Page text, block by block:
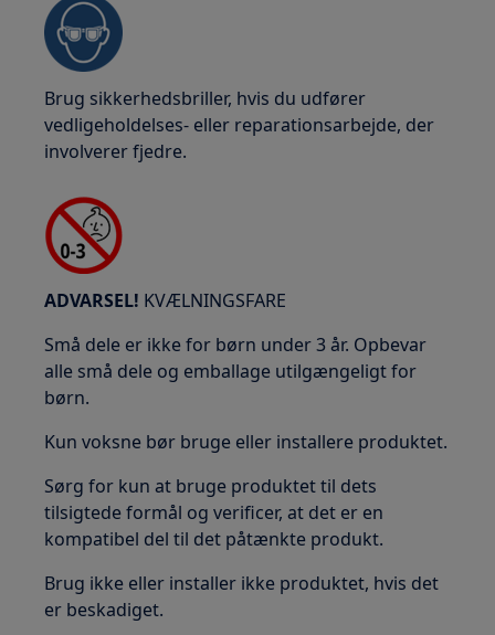
Brug sikkerhedsbriller, hvis du udfører
vedligeholdelses- eller reparationsarbejde, der
involverer fjedre.
ADVARSEL! KVÆLNINGSFARE
Små dele er ikke for børn under 3 år. Opbevar
alle små dele og emballage utilgængeligt for
børn.
Kun voksne bør bruge eller installere produktet.
Sørg for kun at bruge produktet til dets
tilsigtede formål og verificer, at det er en
kompatibel del til det påtænkte produkt.
Brug ikke eller installer ikke produktet, hvis det
er beskadiget.